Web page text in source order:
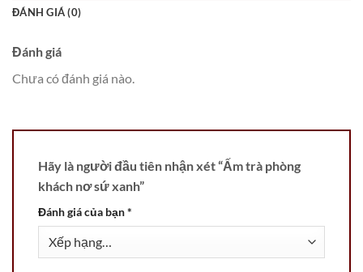
ĐÁNH GIÁ (0)
Đánh giá
Chưa có đánh giá nào.
Hãy là người đầu tiên nhận xét “Ấm trà phòng
khách nơ sứ xanh”
Đánh giá của bạn*